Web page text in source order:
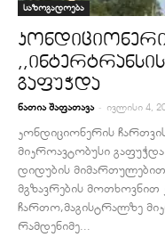
საზოგადოება
გაფუჭდა
ნათია შაფათავა - ივლისი 4,
კონდიციონერის
მიკროავტობუსი
დიდუბის
მგზავრების
ჩართო,მაგისტრალზე
რამდენიმე...